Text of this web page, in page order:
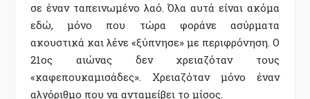
σε έναν ταπεινωμένο λαό. Όλα αυτά είναι ακόμα
εδώ, μόνο που τώρα φοράνε ασύρματα
ακουστικά και λένε «ξύπνησε» με περιφρόνηση. Ο
21ος αιώνας δεν χρειαζόταν τους
«καφεπουκαμισάδες». Χρειαζόταν μόνο έναν
αλγόριθμο που να ανταμείβει το μίσος.